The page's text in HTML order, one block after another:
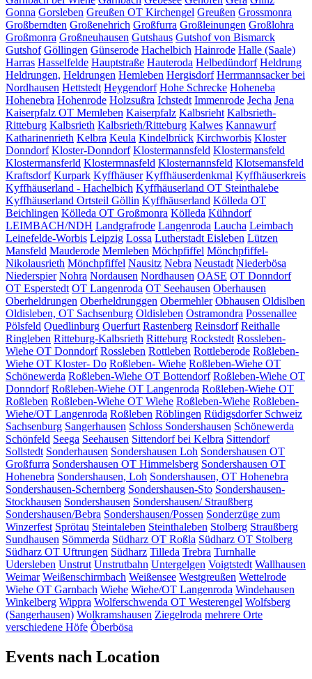
Gonna Gorsleben Greußen OT Kirchengel Greußen Grossmonra
Großberndten Großenehrich Großfurra Großleinungen Großlohra
Großmonra Großneuhausen Gutshaus Gutshof von Bismarck
Gutshof Göllingen Günserode Hachelbich Hainrode Halle (Saale)
Harras Hasselfelde Hauptstraße Hauteroda Helbedündorf Heldrung
Heldrungen, Heldrungen Hemleben Hergisdorf Herrmannsacker bei
Nordhausen Hettstedt Heygendorf Hohe Schrecke Hoheneba
Hohenebra Hohenrode Holzsußra Ichstedt Immenrode Jecha Jena
Kaiserpfalz OT Memleben Kaiserpfalz Kalbsrieht Kalbsrieth-
Ritteburg Kalbsrieth Kalbsrieth/Ritteburg Kalwes Kannawurf
Katharinenrieth Kelbra Keula Kindelbrück Kirchworbis Kloster
Donndorf Kloster-Donndorf Klostermannsfeld Klostermansfeld
Klostermansferld Klostermnasfeld Klosternannsfeld Klotsemansfeld
Kraftsdorf Kurpark Kyffhäuser Kyffhäuserdenkmal Kyffhäuserkreis
Kyffhäuserland - Hachelbich Kyffhäuserland OT Steinthalebe
Kyffhäuserland Ortsteil Göllin Kyffhäuserland Kölleda OT
Beichlingen Kölleda OT Großmonra Kölleda Kühndorf
LEIMBACH/NDH Landgrafrode Langenroda Laucha Leimbach
Leinefelde-Worbis Leipzig Lossa Lutherstadt Eisleben Lützen
Mansfeld Mauderode Memleben Möchpfiffel Mönchpfiffel-
Nikolausrieth Mönchpfiffel Nausitz Nebra Neustadt Niederbösa
Niederspier Nohra Nordausen Nordhausen OASE OT Donndorf
OT Esperstedt OT Langenroda OT Seehausen Oberhausen
Oberheldrungen Oberheldrunggen Obermehler Obhausen Oldislben
Oldisleben, OT Sachsenburg Oldisleben Ostramondra Possenallee
Pölsfeld Quedlinburg Querfurt Rastenberg Reinsdorf Reithalle
Ringleben Ritteburg-Kalbsrieth Ritteburg Rockstedt Rossleben-
Wiehe OT Donndorf Rossleben Rottleben Rottleberode Roßleben-
Wiehe OT Kloster- Do Roßleben- Wiehe Roßleben-Wiehe OT
Schönewerda Roßleben-Wiehe OT Bottendorf Roßleben-Wiehe OT
Donndorf Roßleben-Wiehe OT Langenroda Roßleben-Wiehe OT
Roßleben Roßleben-Wiehe OT Wiehe Roßleben-Wiehe Roßleben-
Wiehe/OT Langenroda Roßleben Röblingen Rüdigsdorfer Schweiz
Sachsenburg Sangerhausen Schloss Sondershausen Schönewerda
Schönfeld Seega Seehausen Sittendorf bei Kelbra Sittendorf
Sollstedt Sonderhausen Sondershausen Loh Sondershausen OT
Großfurra Sondershausen OT Himmelsberg Sondershausen OT
Hohenebra Sondershausen, Loh Sondershausen, OT Hohenebra
Sondershausen-Schernberg Sondershausen-Sto Sondershausen-
Stockhausen Sondershausen Sondershausen/ Straußberg
Sondershausen/Bebra Sondershausen/Possen Sonderzüge zum
Winzerfest Sprötau Steintaleben Steinthaleben Stolberg Straußberg
Sundhausen Sömmerda Südharz OT Roßla Südharz OT Stolberg
Südharz OT Uftrungen Südharz Tilleda Trebra Turnhalle
Udersleben Unstrut Unstrutbahn Untergelgen Voigtstedt Wallhausen
Weimar Weißenschirmbach Weißensee Westgreußen Wettelrode
Wiehe OT Garnbach Wiehe Wiehe/OT Langenroda Windehausen
Winkelberg Wippra Wolferschwenda OT Westerengel Wolfsberg
(Sangerhausen) Wolkramshausen Ziegelroda mehrere Orte
verschiedene Höfe Ôberbösa
Events nach Location